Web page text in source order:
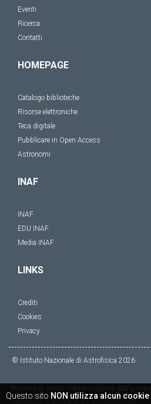
Eventi
Ricerca
Contatti
HOMEPAGE
Catalogo biblioteche
Risorse elettroniche
Teca digitale
Pubblicare in Open Access
Astronomi
INAF
INAF
EDU INAF
Media INAF
LINKS
Crediti
Cookies
Privacy
© Istituto Nazionale di Astrofisica 2026
Questo sito NON utilizza alcun